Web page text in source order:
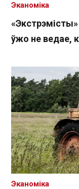
ўжо не ведае,
Эканоміка
Эканоміка